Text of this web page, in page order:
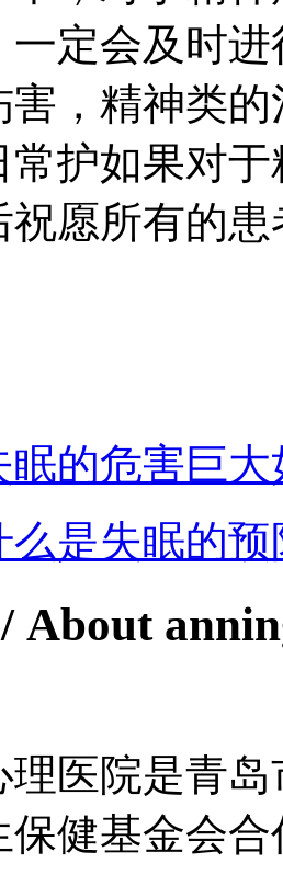
一定会及时
害，精神类
常护如果对
祝愿所有的
眠的危害巨
么是失眠的
/ About
理医院是青
保健基金会